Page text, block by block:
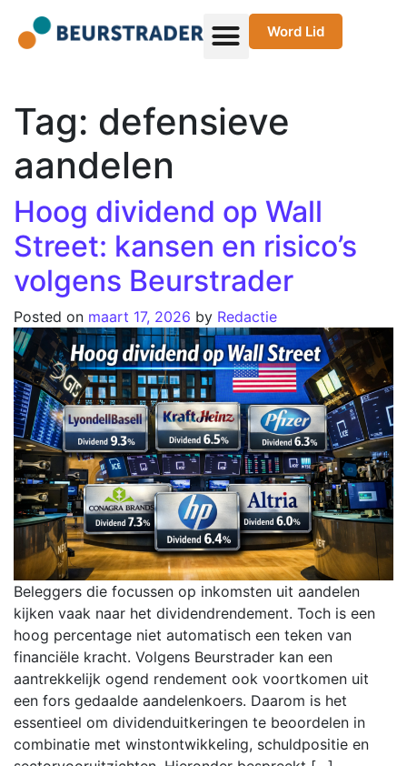
Word Lid
Tag: defensieve
aandelen
Hoog dividend op Wall
Street: kansen en risico’s
volgens Beurstrader
Posted on maart 17, 2026 by Redactie
Beleggers die focussen op inkomsten uit aandelen
kijken vaak naar het dividendrendement. Toch is een
hoog percentage niet automatisch een teken van
financiële kracht. Volgens Beurstrader kan een
aantrekkelijk ogend rendement ook voortkomen uit
een fors gedaalde aandelenkoers. Daarom is het
essentieel om dividenduitkeringen te beoordelen in
combinatie met winstontwikkeling, schuldpositie en